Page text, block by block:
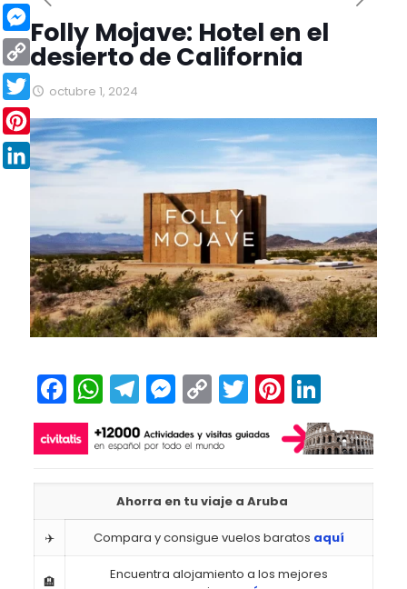
Folly Mojave: Hotel en el
desierto de California
octubre 1, 2024
Facebook
WhatsApp
Telegram
Messenger
CopyTwitterPinterest
Ahorra en tu viaje a Aruba
✈️ Compara y consigue vuelos baratos aquí
🏨
Encuentra alojamiento a los mejores
Telegram
Messenger
Copy
Link
Twitter
Pinterest
LinkedIn